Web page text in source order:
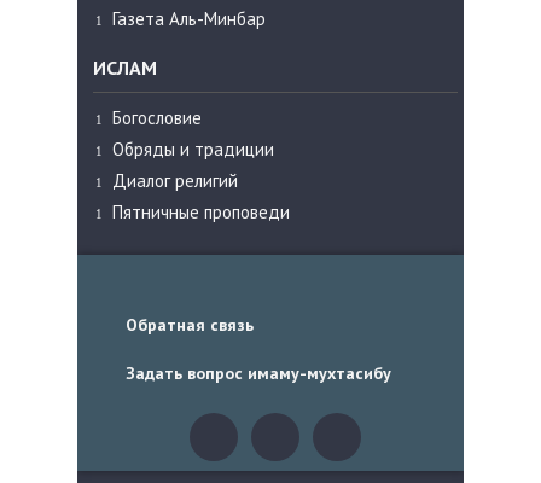
Газета Аль-Минбар
ИСЛАМ
Богословие
Обряды и традиции
Диалог религий
Пятничные проповеди
Обратная связь
Задать вопрос имаму-мухтасибу